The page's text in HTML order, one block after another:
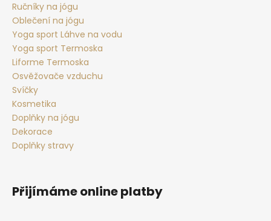
Ručníky na jógu
Oblečení na jógu
Yoga sport Láhve na vodu
Yoga sport Termoska
Liforme Termoska
Osvěžovače vzduchu
Svíčky
Kosmetika
Doplňky na jógu
Dekorace
Doplňky stravy
Přijímáme online platby